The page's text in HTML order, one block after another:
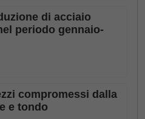
di acciaio
periodo gennaio-
compromessi dalla
e tondo